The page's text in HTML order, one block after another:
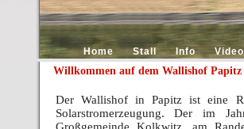
Home Stall Info Video
Willkommen auf dem Wallishof Papitz
Der Wallishof in Papitz ist eine
Solarstromerzeugung. Der im